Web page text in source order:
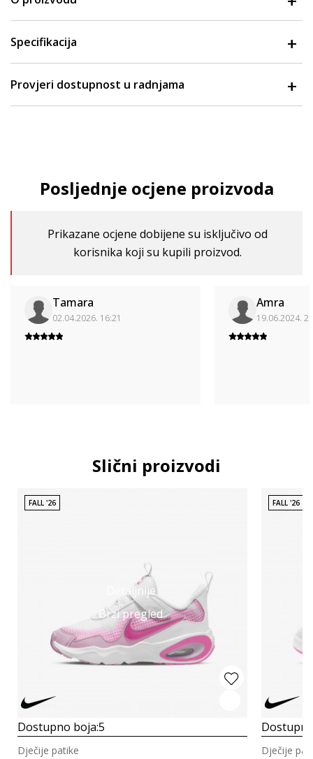
Specifikacija
Provjeri dostupnost u radnjama
Posljednje ocjene proizvoda
Prikazane ocjene dobijene su isključivo od
korisnika koji su kupili proizvod.
Tamara
02.04.2026. 16:21
Amra
19.06.2024.
Slični proizvodi
Detaljnije
Brzi pregled
FALL '26
Dostupno boja:5
Dječije patike
FALL '26
Dječije